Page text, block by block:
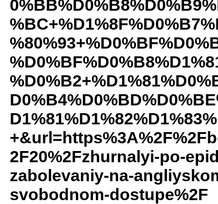
2F20%2Fzhurnalyi-po-
zabolevaniy-na-
svobodnom-dostupe%2F